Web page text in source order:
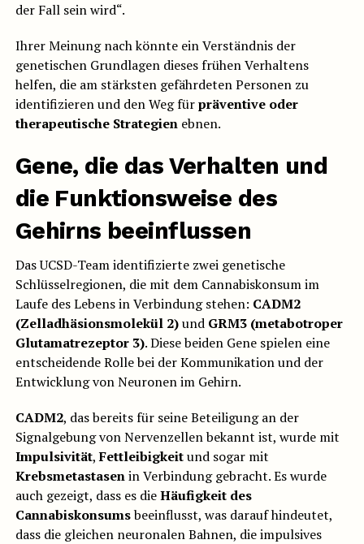
der Fall sein wird“.
Ihrer Meinung nach könnte ein Verständnis der
genetischen Grundlagen dieses frühen Verhaltens
helfen, die am stärksten gefährdeten Personen zu
identifizieren und den Weg fürpräventive oder
therapeutische Strategienebnen.
Gene, die das Verhalten und
die Funktionsweise des
Gehirns beeinflussen
Das UCSD-Team identifizierte zwei genetische
Schlüsselregionen, die mit dem Cannabiskonsum im
Laufe des Lebens in Verbindung stehen: CADM2
(Zelladhäsionsmolekül 2)und GRM3 (metabotroper
Glutamatrezeptor 3). Diese beiden Gene spielen eine
entscheidende Rolle bei der Kommunikation und der
Entwicklung von Neuronen im Gehirn.
CADM2, das bereits für seine Beteiligung an der
Signalgebung von Nervenzellen bekannt ist, wurde mit
Impulsivität,Fettleibigkeitund sogar mit
Krebsmetastasenin Verbindung gebracht. Es wurde
auch gezeigt, dass es dieHäufigkeit des
Cannabiskonsumsbeeinflusst, was darauf hindeutet,
dass die gleichen neuronalen Bahnen, die impulsives